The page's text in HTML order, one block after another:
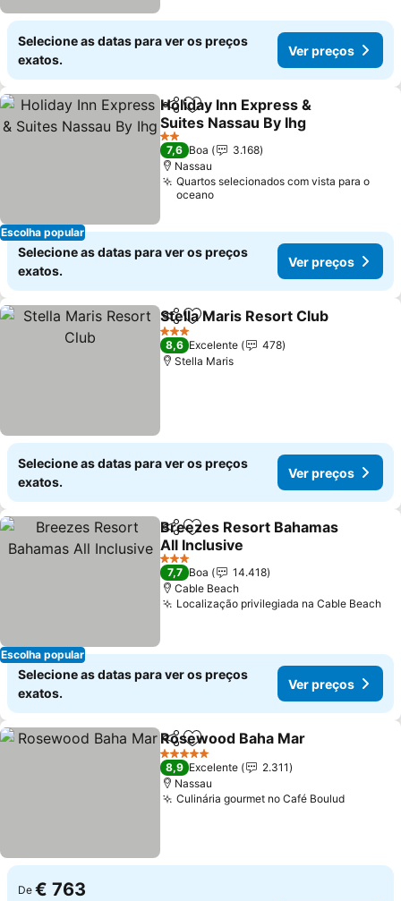
Selecione as datas para ver os preços
exatos.
Ver preços
Escolha popular
PartilharAdicionar aos favoritos
Holiday Inn Express &
Suites Nassau By Ihg
2 Estrelas
7,6 Boa
3.168
Nassau
Quartos selecionados com vista para o
oceano
Selecione as datas para ver os preços
exatos.
Ver preços
PartilharAdicionar aos favoritos
Stella Maris Resort Club
3 Estrelas
8,6 Excelente
478
Stella Maris
Selecione as datas para ver os preços
exatos.
Ver preços
Escolha popular
PartilharAdicionar aos favoritos
Breezes Resort Bahamas
All Inclusive
3 Estrelas
7,7 Boa
14.418
Cable Beach
Localização privilegiada na Cable Beach
Selecione as datas para ver os preços
exatos.
Ver preços
PartilharAdicionar aos favoritos
Rosewood Baha Mar
5 Estrelas
8,9 Excelente
2.311
Nassau
Culinária gourmet no Café Boulud
De € 763